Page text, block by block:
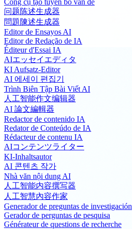
Công cụ tạo tuyên bố vấn đề
问题陈述生成器
問題陳述生成器
Editor de Ensayos AI
Editor de Redação de IA
Éditeur d'Essai IA
AIエッセイエディタ
KI Aufsatz-Editor
AI 에세이 편집기
Trình Biên Tập Bài Viết AI
人工智能作文编辑器
AI 論文編輯器
Redactor de contenido IA
Redator de Conteúdo de IA
Rédacteur de contenu IA
AIコンテンツライター
KI-Inhaltsautor
AI 콘텐츠 작가
Nhà văn nội dung AI
人工智能内容撰写器
人工智慧內容作家
Generador de preguntas de investigación
Gerador de perguntas de pesquisa
Générateur de questions de recherche